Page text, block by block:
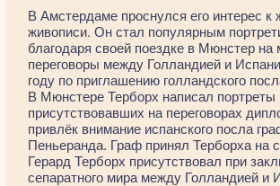
В Амстердаме проснулся его интерес к
живописи. Он стал популярным
благодаря своей поездке в Мюнстер
переговоры между Голландией и
году по приглашению голландского
В Мюнстере Терборх написал портреты
присутствовавших на переговорах
привлёк внимание испанского посла
Пеньеранда. Граф принял Терборха на
Герард Терборх присутствовал при
сепаратного мира между Голландией и